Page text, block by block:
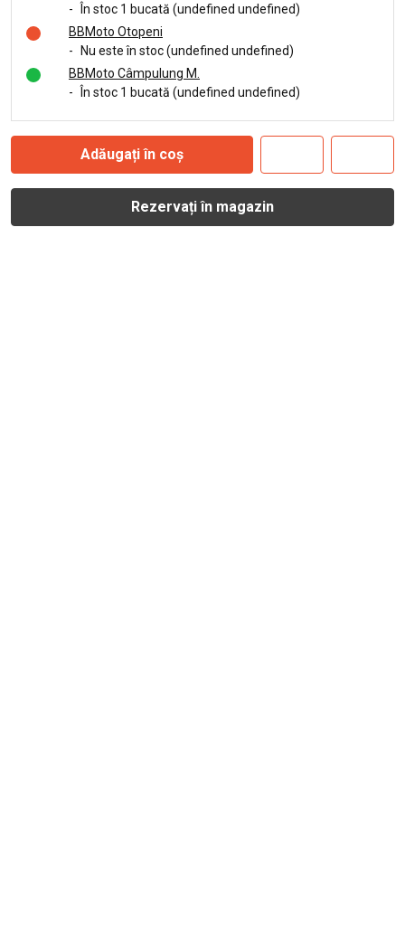
-
În stoc 1 bucată (undefined undefined)
BBMoto Otopeni
- Nu este în stoc (undefined undefined)
BBMoto Câmpulung M.
-
În stoc 1 bucată (undefined undefined)
Adăugați în coș
Rezervați în magazin